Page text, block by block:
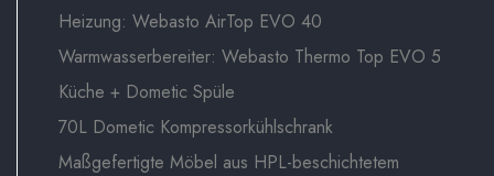
Heizung: Webasto AirTop EVO 40
Warmwasserbereiter: Webasto Thermo Top EVO 5
Küche + Dometic Spüle
70L Dometic Kompressorkühlschrank
Maßgefertigte Möbel aus HPL-beschichtetem